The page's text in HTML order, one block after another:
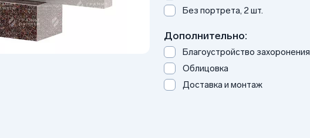
Без портрета, 2 шт.
Дополнительно:
Благоустройство захоронения
Облицовка
Доставка и монтаж